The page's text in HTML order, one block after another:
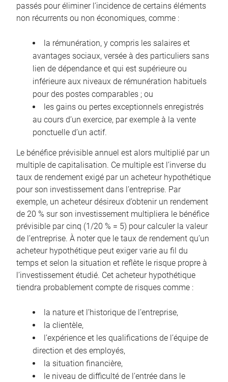
passés pour éliminer l’incidence de certains éléments
non récurrents ou non économiques, comme :
la rémunération, y compris les salaires et
avantages sociaux, versée à des particuliers sans
lien de dépendance et qui est supérieure ou
inférieure aux niveaux de rémunération habituels
pour des postes comparables ; ou
les gains ou pertes exceptionnels enregistrés
au cours d’un exercice, par exemple à la vente
ponctuelle d’un actif.
Le bénéfice prévisible annuel est alors multiplié par un
multiple de capitalisation. Ce multiple est l’inverse du
taux de rendement exigé par un acheteur hypothétique
pour son investissement dans l’entreprise. Par
exemple, un acheteur désireux d’obtenir un rendement
de 20 % sur son investissement multipliera le bénéfice
prévisible par cinq (1/20 % = 5) pour calculer la valeur
de l’entreprise. À noter que le taux de rendement qu’un
acheteur hypothétique peut exiger varie au fil du
temps et selon la situation et reflète le risque propre à
l’investissement étudié. Cet acheteur hypothétique
tiendra probablement compte de risques comme :
la nature et l’historique de l’entreprise,
la clientèle,
l’expérience et les qualifications de l’équipe de
direction et des employés,
la situation financière,
le niveau de difficulté de l’entrée dans le